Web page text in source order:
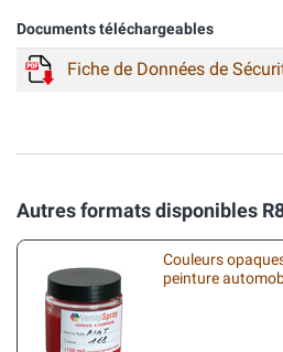
Documents téléchargeables
Fiche de Données de
Autres formats disponibles
Couleurs
peinture